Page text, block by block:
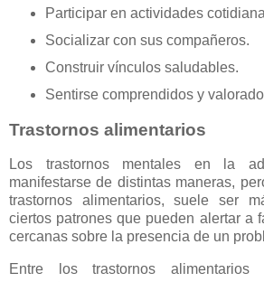
Participar en actividades
Socializar con sus compañeros.
Construir vínculos saludables.
Sentirse comprendidos y
Trastornos alimentarios
Los trastornos mentales en la
manifestarse de distintas maneras,
trastornos alimentarios, suele ser
ciertos patrones que pueden alertar a
cercanas sobre la presencia de un
Entre los trastornos